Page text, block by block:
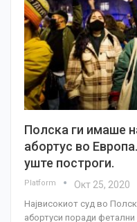
Полска ги имаше
абортус во
уште построги.
Platform Окт 25, 2020
Највисокиот суд во
абортуси поради